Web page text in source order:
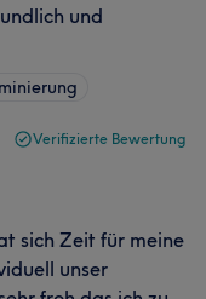
und
Verifizierte Bewertung
sich Zeit für meine
unser